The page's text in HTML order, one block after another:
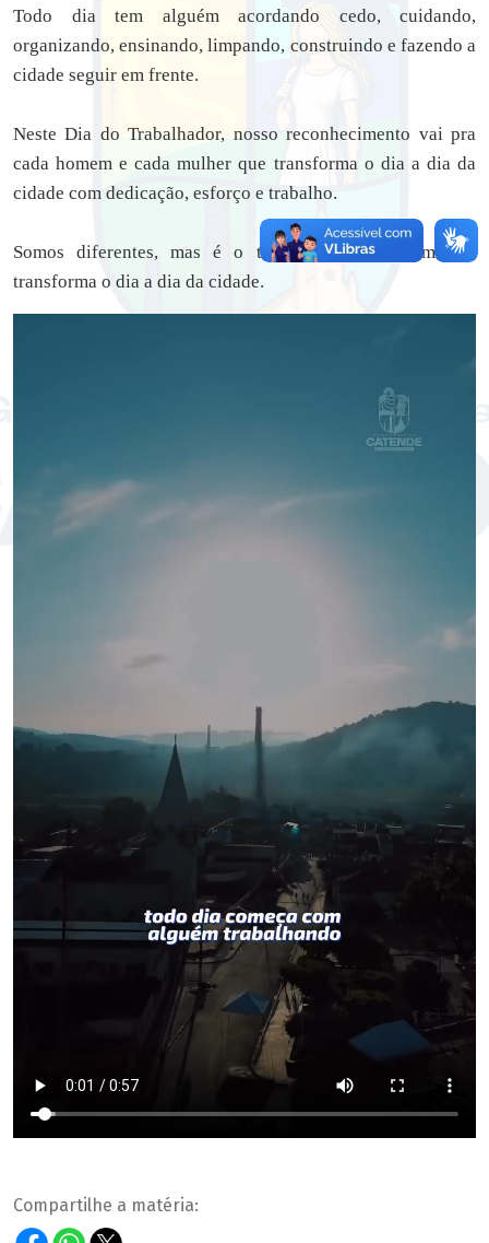
Todo dia tem alguém acordando cedo, cuidando,
organizando, ensinando, limpando, construindo e fazendo a
cidade seguir em frente.
Neste Dia do Trabalhador, nosso reconhecimento vai pra
cada homem e cada mulher que transforma o dia a dia da
cidade com dedicação, esforço e trabalho.
Somos diferentes, mas é o trabalho de cada um que
transforma o dia a dia da cidade.
Compartilhe a matéria: